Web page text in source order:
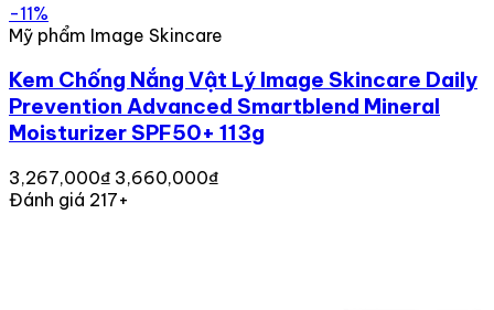
-11%
Mỹ phẩm Image Skincare
Kem Chống Nắng Vật Lý Image Skincare Daily
Prevention Advanced Smartblend Mineral
Moisturizer SPF50+ 113g
3,267,000₫ 3,660,000₫
Đánh giá 217+